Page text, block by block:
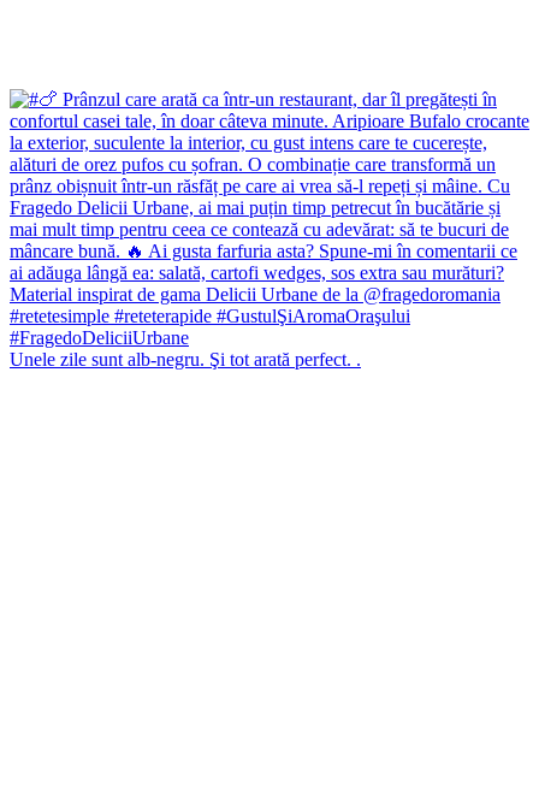
Unele zile sunt alb-negru. Şi tot arată perfect. .